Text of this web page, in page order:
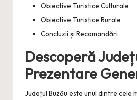
Obiective Turistice Culturale
Obiective Turistice Rurale
Concluzii și Recomandări
Descoperă
Prezentare
Județul Buzău este unul dintre cele